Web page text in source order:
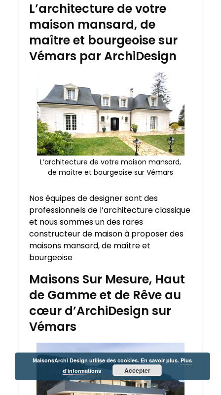
L’architecture de votre
maison mansard, de
maître et bourgeoise sur
Vémars par ArchiDesign
L’architecture de votre maison mansard,
de maître et bourgeoise sur Vémars
Nos équipes de designer sont des
professionnels de l’architecture classique
et nous sommes un des rares
constructeur de maison à proposer des
maisons mansard, de maître et
bourgeoise
Maisons Sur Mesure, Haut
de Gamme et de Rêve au
cœur d’ArchiDesign sur
Vémars
MaisonsArchi Design utilise des cookies. En savoir plus.Plus
d’informations
Accepter